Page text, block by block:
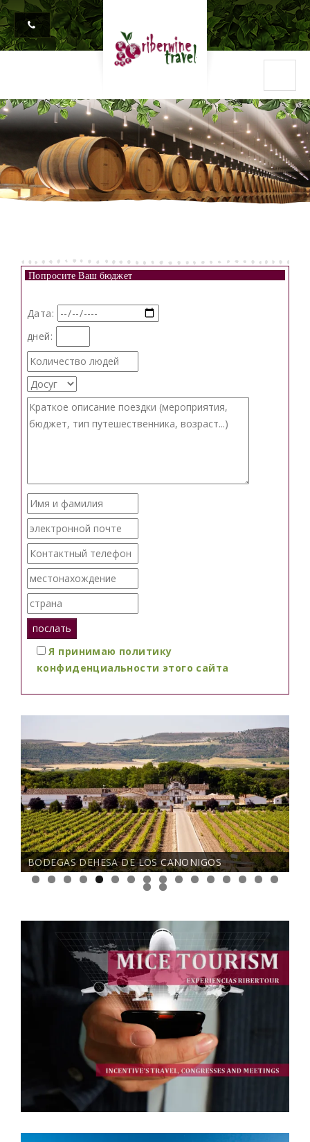
Попросите Ваш бюджет
Дата:
дней:
Я принимаю политику
конфиденциальности этого сайта
BODEGAS DEHESA DE LOS CANONIGOS